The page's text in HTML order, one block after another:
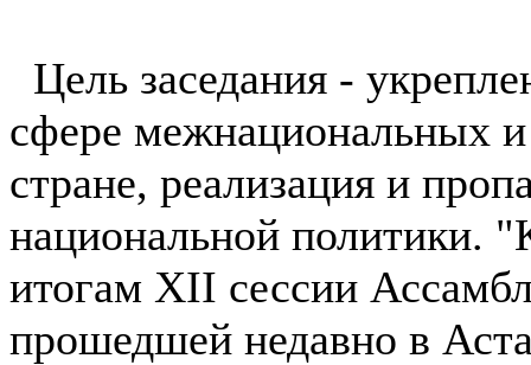
Цель заседания -
сфере межнациональных
стране, реализация и
национальной политики.
итогам XII сессии
прошедшей недавно в